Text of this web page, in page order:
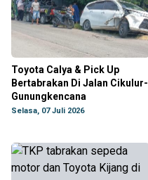
Toyota Calya & Pick Up
Bertabrakan Di Jalan Cikulur-
Gunungkencana
Selasa, 07 Juli 2026